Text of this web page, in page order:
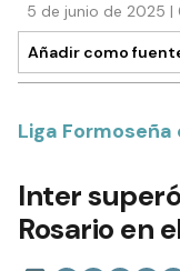
5 de junio de 2025 |
Añadir como
Liga Formoseña
Inter
Rosario en